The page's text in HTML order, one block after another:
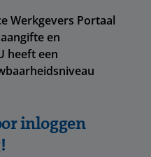
Werkgevers Portaal
en
heeft een
inloggen